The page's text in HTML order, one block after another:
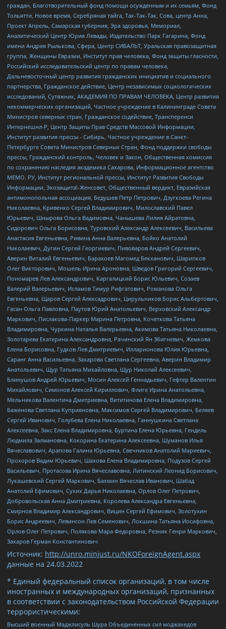
граждан, Благотворительный фонд помощи осужденным и их семьям, Фонд
Тольятти, Новое время, Серебряная тайга, Так-Так-Так, Сова, центр Анна,
Проект Апрель, Самарская губерния, Эра здоровья, Мемориал,
Аналитический Центр Юрия Левады, Издательство Парк Гагарина, Фонд
имени Андрея Рылькова, Сфера, Центр СИБАЛЬТ, Уральская правозащитная
группа, Женщины Евразии, Институт прав человека, Фонд защиты гласности,
Российский исследовательский центр по правам человека,
Дальневосточный центр развития гражданских инициатив и социального
партнерства, Гражданское действие, Центр независимых социологических
исследований, Сутяжник, АКАДЕМИЯ ПО ПРАВАМ ЧЕЛОВЕКА, Центр развития
некоммерческих организаций, Частное учреждение в Калининграде Совета
Министров северных стран, Гражданское содействие, Трансперенси
Интернешнл-Р, Центр Защиты Прав Средств Массовой Информации,
Институт развития прессы - Сибирь, Частное учреждение в Санкт-
Петербурге Совета Министров Северных Стран, Фонд поддержки свободы
прессы, Гражданский контроль, Человек и Закон, Общественная комиссия
по сохранению наследия академика Сахарова, Информационное агентство
МЕМО. РУ, Институт региональной прессы, Институт Развития Свободы
Информации, Экозащита!-Женсовет, Общественный вердикт, Евразийская
антимонопольная ассоциация, Бедушев Петр Петрович, Дзугкоева Регина
Николаевна, Кривенко Сергей Владимирович, Милославский Павел
Юрьевич, Шнырова Ольга Вадимовна, Чанышева Лилия Айратовна,
Сидорович Ольга Борисовна, Туровский Александр Алексеевич, Васильева
Анастасия Евгеньевна, Ривина Анна Валерьевна, Бойко Анатолий
Николаевич, Дугин Сергей Георгиевич, Пивоваров Андрей Сергеевич,
Аверин Виталий Евгеньевич, Барахоев Магомед Бекханович, Шарипков
Олег Викторович, Мошель Ирина Ароновна, Шведов Григорий Сергеевич,
Пономарев Лев Александрович, Каргалицкий Борис Юльевич, Созаев
Валерий Валерьевич, Исламов Тимур Рифгатович, Романова Ольга
Евгеньевна, Щаров Сергей Алексадрович, Цирульников Борис Альбертович,
Гасан Ольга Павловна, Паутов Юрий Анатольевич, Верховский Александр
Маркович, Пислакова-Паркер Марина Петровна, Кочеткова Татьяна
Владимировна, Чуркина Наталья Валерьевна, Акимова Татьяна Николаевна,
Золотарева Екатерина Александровна, Рачинский Ян Збигневич, Жемкова
Елена Борисовна, Гудков Лев Дмитриевич, Илларионова Юлия Юрьевна,
Саранг Анна Васильевна, Захарова Светлана Сергеевна, Аверин Владимир
Анатольевич, Щур Татьяна Михайловна, Щур Николай Алексеевич,
Блинушов Андрей Юрьевич, Мосин Алексей Геннадьевич, Гефтер Валентин
Михайлович, Симонов Алексей Кириллович, Флиге Ирина Анатольевна,
Мельникова Валентина Дмитриевна, Вититинова Елена Владимировна,
Баженова Светлана Куприяновна, Максимов Сергей Владимирович, Беляев
Сергей Иванович, Голубева Елена Николаевна, Ганнушкина Светлана
Алексеевна, Закс Елена Владимировна, Буртина Елена Юрьевна, Гендель
Людмила Залмановна, Кокорина Екатерина Алексеевна, Шуманов Илья
Вячеславович, Арапова Галина Юрьевна, Свечников Анатолий Мариевич,
Прохоров Вадим Юрьевич, Шахова Елена Владимировна, Подузов Сергей
Васильевич, Протасова Ирина Вячеславовна, Литинский Леонид Борисович,
Лукашевский Сергей Маркович, Бахмин Вячеслав Иванович, Шабад
Анатолий Ефимович, Сухих Дарья Николаевна, Орлов Олег Петрович,
Добровольская Анна Дмитриевна, Королева Александра Евгеньевна,
Смирнов Владимир Александрович, Вицин Сергей Ефимович, Золотухин
Борис Андреевич, Левинсон Лев Семенович, Локшина Татьяна Иосифовна,
Орлов Олег Петрович, Полякова Мара Федоровна, Резник Генри Маркович,
Захаров Герман Константинович
Источник: http://unro.minjust.ru/NKOForeignAgent.aspx
данные на 24.03.2022
* Единый федеральный список организаций, в том числе
иностранных и международных организаций, признанных
в соответствии с законодательством Российской Федерации
террористическими:
Высший военный Маджлисуль Шура Объединенных сил моджахедов